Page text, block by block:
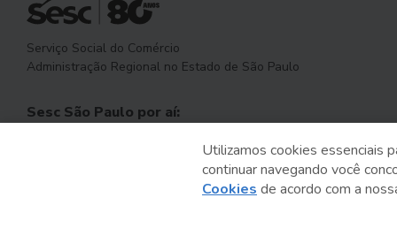
Serviço Social do Comércio
Administração Regional no Estado de São Paulo
Sesc São Paulo por aí:
Utilizamos cookies essenciais
continuar navegando você
Cookies de acordo com a